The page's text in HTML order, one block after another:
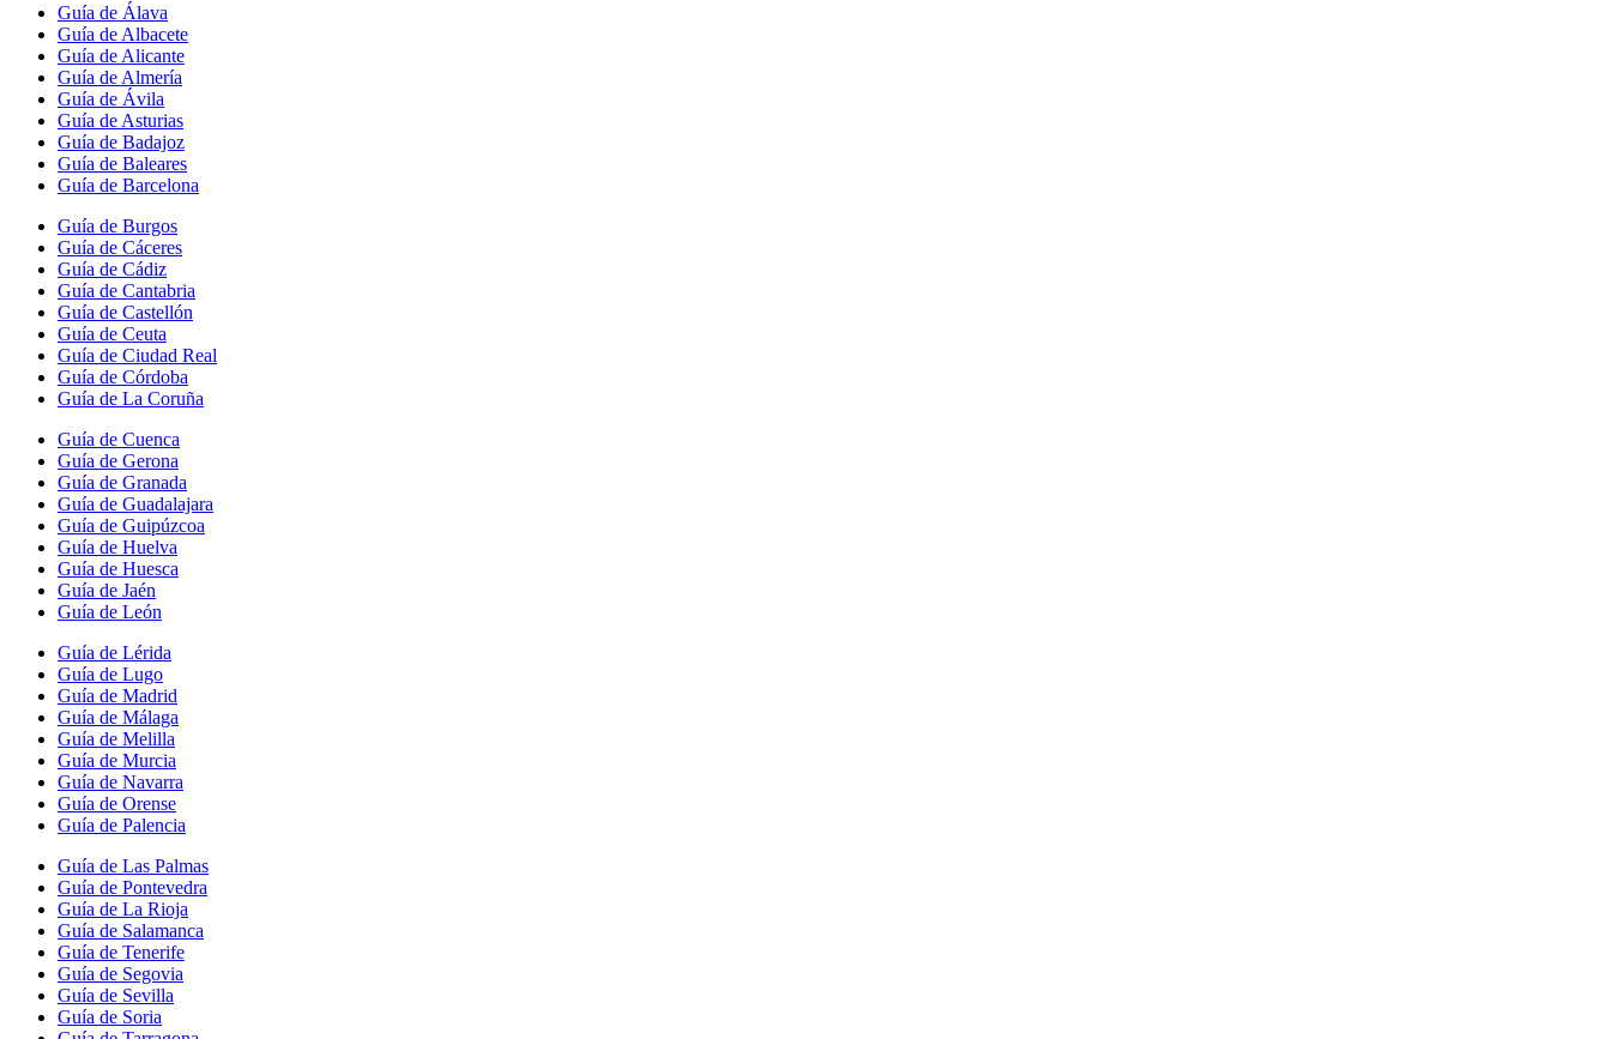
Guía de Álava
Guía de Albacete
Guía de Alicante
Guía de Almería
Guía de Ávila
Guía de Asturias
Guía de Badajoz
Guía de Baleares
Guía de Barcelona
Guía de Burgos
Guía de Cáceres
Guía de Cádiz
Guía de Cantabria
Guía de Castellón
Guía de Ceuta
Guía de Ciudad Real
Guía de Córdoba
Guía de La Coruña
Guía de Cuenca
Guía de Gerona
Guía de Granada
Guía de Guadalajara
Guía de Guipúzcoa
Guía de Huelva
Guía de Huesca
Guía de Jaén
Guía de León
Guía de Lérida
Guía de Lugo
Guía de Madrid
Guía de Málaga
Guía de Melilla
Guía de Murcia
Guía de Navarra
Guía de Orense
Guía de Palencia
Guía de Las Palmas
Guía de Pontevedra
Guía de La Rioja
Guía de Salamanca
Guía de Tenerife
Guía de Segovia
Guía de Sevilla
Guía de Soria